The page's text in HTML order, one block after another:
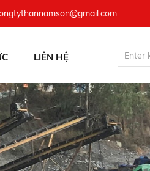
LIÊN HỆ